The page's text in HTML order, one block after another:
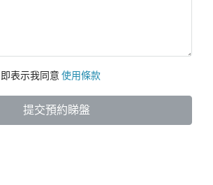
表示我同意 使用條款
提交預約睇盤